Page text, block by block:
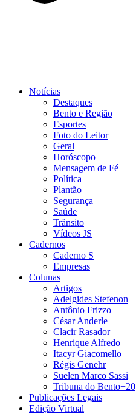
Notícias
Destaques
Bento e Região
Esportes
Foto do Leitor
Geral
Horóscopo
Mensagem de Fé
Política
Plantão
Segurança
Saúde
Trânsito
Vídeos JS
Cadernos
Caderno S
Empresas
Colunas
Artigos
Adelgides Stefenon
Antônio Frizzo
César Anderle
Clacir Rasador
Henrique Alfredo
Itacyr Giacomello
Régis Genehr
Suelen Marco Sassi
Tribuna do Bento+20
Publicações Legais
Edição Virtual